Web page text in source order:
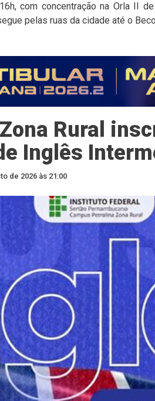
com concentração na Orla II
pelas ruas da cidade até o
Rural
Inglês
de 2026 às 21:00